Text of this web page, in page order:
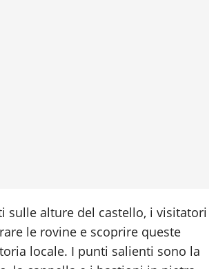
sulle alture del castello, i visitatori
le rovine e scoprire queste
locale. I punti salienti sono la